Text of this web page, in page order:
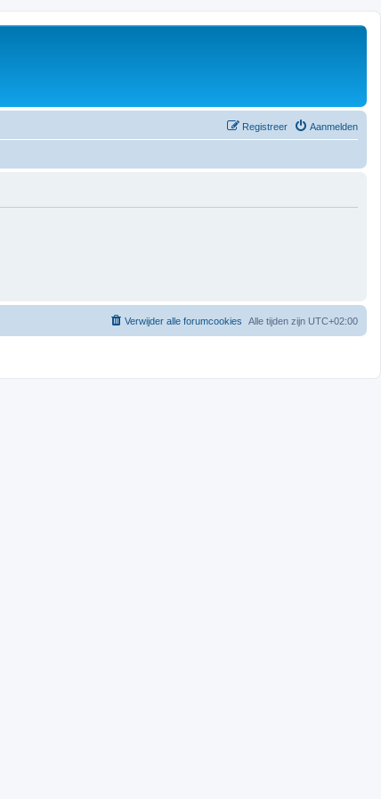
Aanmelden
Registreer
Alle tijden zijn UTC+02:00
Verwijder alle forumcookies